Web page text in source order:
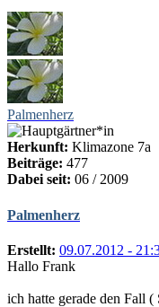
Palmenherz
Herkunft: Klimazone 7a
Beiträge: 477
Dabei seit: 06 / 2009
Palmenherz
Erstellt: 09.07.2012 -
Hallo Frank
ich hatte gerade den Fall